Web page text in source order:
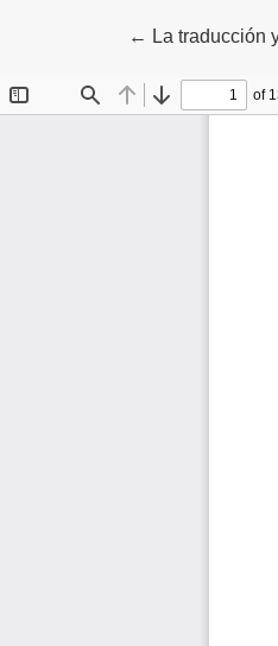
← Volver a los
La traducción